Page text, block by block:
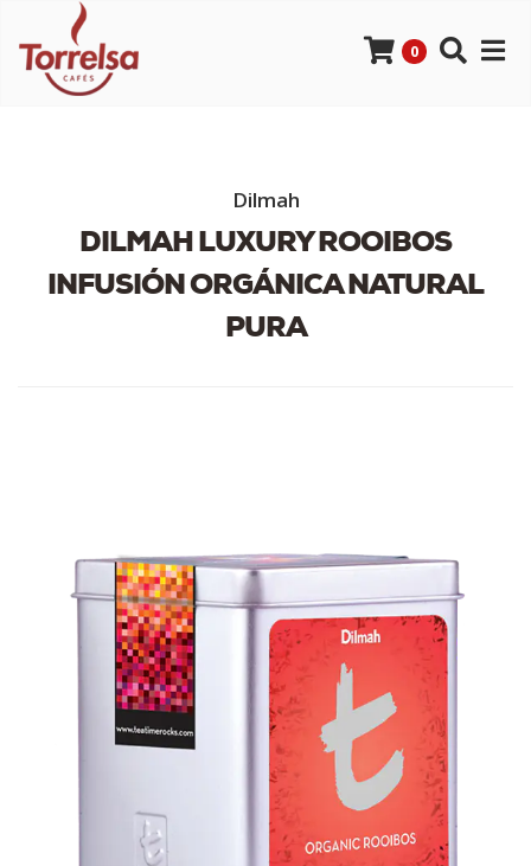
0
Dilmah
DILMAH LUXURY ROOIBOS
INFUSIÓN ORGÁNICA NATURAL
PURA